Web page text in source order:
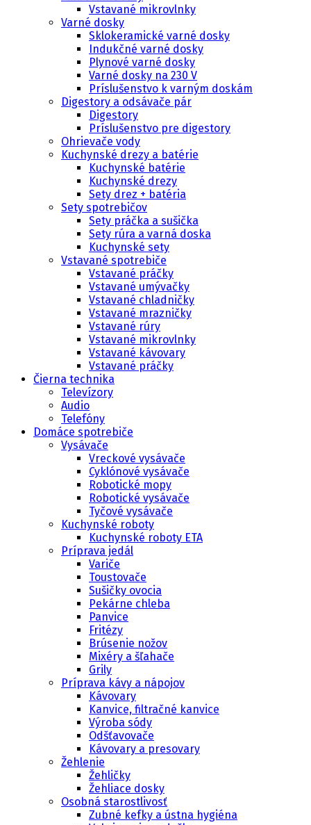
Vstavané mikrovlnky
Varné dosky
Sklokeramické varné dosky
Indukčné varné dosky
Plynové varné dosky
Varné dosky na 230 V
Príslušenstvo k varným doskám
Digestory a odsávače pár
Digestory
Príslušenstvo pre digestory
Ohrievače vody
Kuchynské drezy a batérie
Kuchynské batérie
Kuchynské drezy
Sety drez + batéria
Sety spotrebičov
Sety práčka a sušička
Sety rúra a varná doska
Kuchynské sety
Vstavané spotrebiče
Vstavané práčky
Vstavané umývačky
Vstavané chladničky
Vstavané mrazničky
Vstavané rúry
Vstavané mikrovlnky
Vstavané kávovary
Vstavané práčky
Čierna technika
Televízory
Audio
Telefóny
Domáce spotrebiče
Vysávače
Vreckové vysávače
Cyklónové vysávače
Robotické mopy
Robotické vysávače
Tyčové vysávače
Kuchynské roboty
Kuchynské roboty ETA
Príprava jedál
Variče
Toustovače
Sušičky ovocia
Pekárne chleba
Panvice
Fritézy
Brúsenie nožov
Mixéry a šľahače
Grily
Príprava kávy a nápojov
Kávovary
Kanvice, filtračné kanvice
Výroba sódy
Odšťavovače
Kávovary a presovary
Žehlenie
Žehličky
Žehliace dosky
Osobná starostlivosť
Zubné kefky a ústna hygiéna